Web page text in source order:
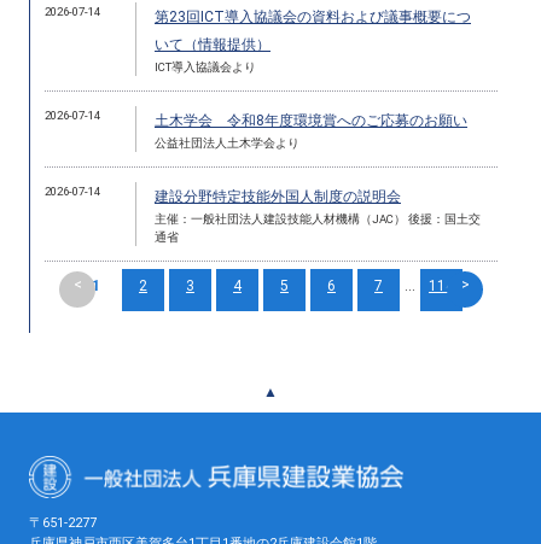
2026-07-14
第23回ICT導入協議会の資料および議事概要につ
いて（情報提供）
ICT導入協議会より
2026-07-14 土木学会 令和8年度環境賞へのご応募のお願い
公益社団法人土木学会より
2026-07-14 建設分野特定技能外国人制度の説明会
主催：一般社団法人建設技能人材機構（JAC） 後援：国土交
通省
< 1 2 3 4 5 6 7 ... 114 >
▲
〒651-2277